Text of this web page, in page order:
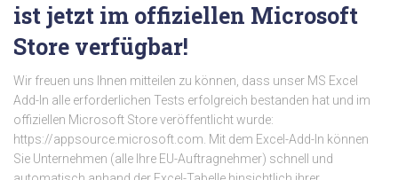
ist jetzt im offiziellen Microsoft
Store verfügbar!
Wir freuen uns Ihnen mitteilen zu können, dass unser MS Excel
Add-In alle erforderlichen Tests erfolgreich bestanden hat und im
offiziellen Microsoft Store veröffentlicht wurde:
https://appsource.microsoft.com. Mit dem Excel-Add-In können
Sie Unternehmen (alle Ihre EU-Auftragnehmer) schnell und